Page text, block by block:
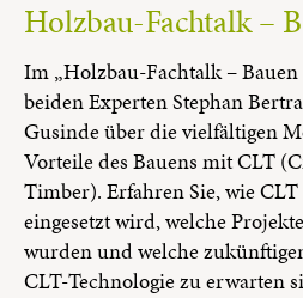
Holzbau-Fachtalk –
Im „Holzbau-Fachtalk –
beiden Experten Stephan
Gusinde über die vielfältigen
Vorteile des Bauens mit CLT
Timber). Erfahren Sie, wie
eingesetzt wird, welche
wurden und welche
CLT-Technologie zu erwarten